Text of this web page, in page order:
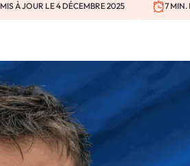
MIS À JOUR LE 4 DÉCEMBRE 2025 7 MIN.